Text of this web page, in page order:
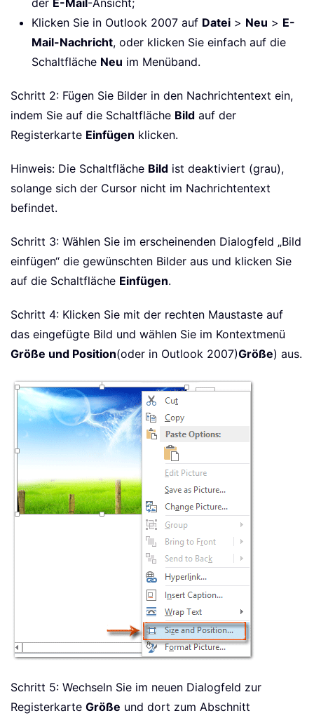
Klicken Sie in Outlook 2007 auf Datei > Neu > E-
Mail-Nachricht, oder klicken Sie einfach auf die
Schaltfläche Neu im Menüband.
Schritt 2: Fügen Sie Bilder in den Nachrichtentext ein,
indem Sie auf die Schaltfläche Bild auf der
Registerkarte Einfügen klicken.
Hinweis: Die Schaltfläche Bild ist deaktiviert (grau),
solange sich der Cursor nicht im Nachrichtentext
befindet.
Schritt 3: Wählen Sie im erscheinenden Dialogfeld „Bild
einfügen“ die gewünschten Bilder aus und klicken Sie
auf die Schaltfläche Einfügen.
Schritt 4: Klicken Sie mit der rechten Maustaste auf
das eingefügte Bild und wählen Sie im Kontextmenü
Größe und Position(oder in Outlook 2007)Größe) aus.
Schritt 5: Wechseln Sie im neuen Dialogfeld zur
Registerkarte Größe und dort zum Abschnitt